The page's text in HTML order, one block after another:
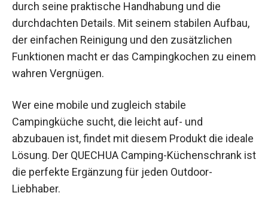
überzeugt durch seine praktische Handhabung
und die durchdachten Details. Mit seinem
stabilen Aufbau, der einfachen Reinigung und den
zusätzlichen Funktionen macht er das
Campingkochen zu einem wahren Vergnügen.
Wer eine mobile und zugleich stabile
Campingküche sucht, die leicht auf- und
abzubauen ist, findet mit diesem Produkt die
ideale Lösung. Der QUECHUA Camping-
Küchenschrank ist die perfekte Ergänzung für
jeden Outdoor-Liebhaber.